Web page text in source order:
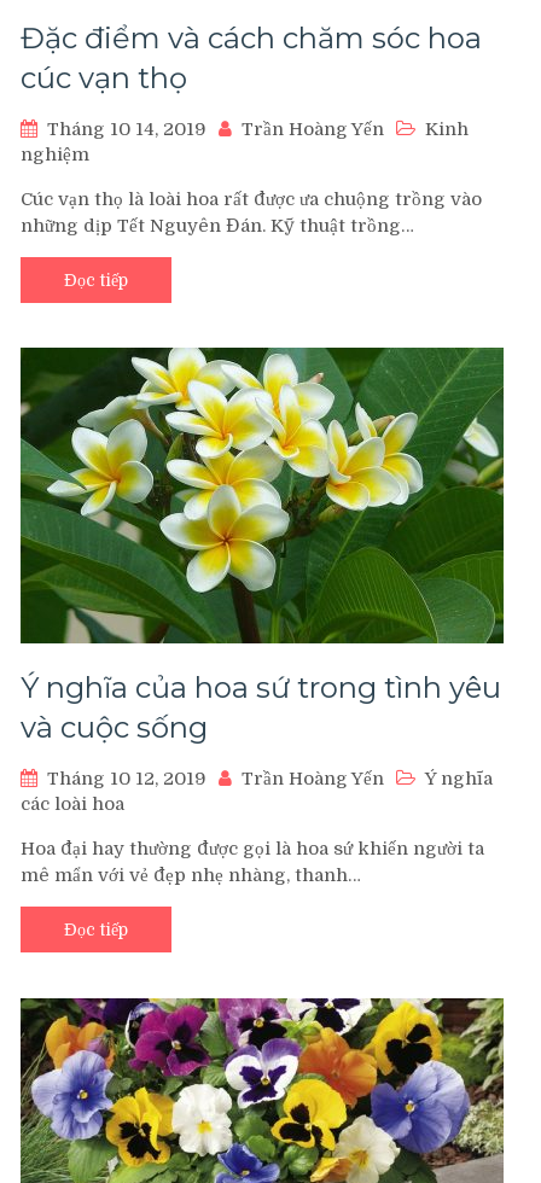
Đặc điểm và cách chăm sóc hoa
cúc vạn thọ
Tháng 10 14, 2019 Trần Hoàng Yến
Kinh
nghiệm
Cúc vạn thọ là loài hoa rất được ưa chuộng trồng vào
những dịp Tết Nguyên Đán. Kỹ thuật trồng…
Đọc tiếp
Ý nghĩa của hoa sứ trong tình yêu
và cuộc sống
Tháng 10 12, 2019 Trần Hoàng Yến
Ý nghĩa
các loài hoa
Hoa đại hay thường được gọi là hoa sứ khiến người ta
mê mẩn với vẻ đẹp nhẹ nhàng, thanh…
Đọc tiếp